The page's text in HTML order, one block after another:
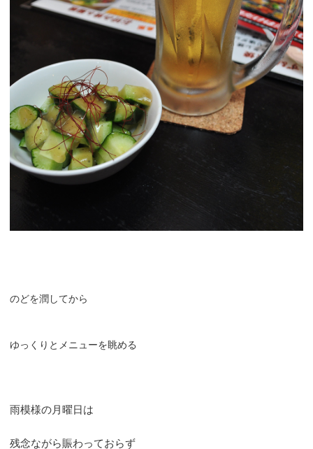
のどを潤してから
ゆっくりとメニューを眺める
雨模様の月曜日は
残念ながら賑わっておらず